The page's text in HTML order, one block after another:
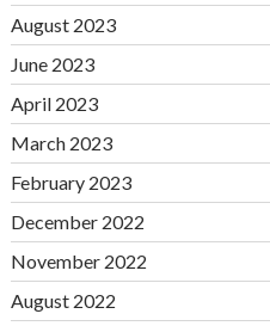
August 2023
June 2023
April 2023
March 2023
February 2023
December 2022
November 2022
August 2022